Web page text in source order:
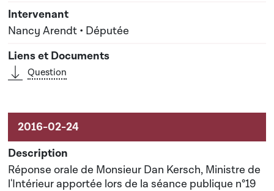
Nancy Arendt • Députée
Question
Réponse orale de Monsieur Dan Kersch, Ministre de
l'Intérieur apportée lors de la séance publique n°19